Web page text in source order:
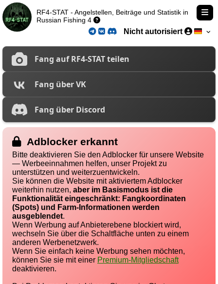
Nicht autorisiert
RF4-STAT - Angelstellen, Beiträge und Statistik in
Russian Fishing 4
Fang auf RF4-STAT teilen
Fang über VK
Fang über Discord
Adblocker erkannt
Bitte deaktivieren Sie den Adblocker für unsere Website
— Werbeeinnahmen helfen, unser Projekt zu
unterstützen und weiterzuentwickeln.
Sie können die Website mit aktiviertem Adblocker
weiterhin nutzen, aber im Basismodus ist die
Funktionalität eingeschränkt: Fangkoordinaten
(Spots) und Farm-Informationen werden
ausgeblendet.
Wenn Werbung auf Anbieterebene blockiert wird,
wechseln Sie über die Schaltfläche unten zu einem
anderen Werbenetzwerk.
Wenn Sie einfach keine Werbung sehen möchten,
können Sie sie mit einer Premium-Mitgliedschaft
deaktivieren.